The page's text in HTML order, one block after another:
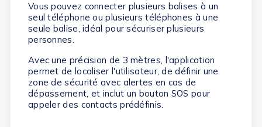
Vous pouvez connecter plusieurs balises à un
seul téléphone ou plusieurs téléphones à une
seule balise, idéal pour sécuriser plusieurs
personnes.
Avec une précision de 3 mètres, l'application
permet de localiser l'utilisateur, de définir une
zone de sécurité avec alertes en cas de
dépassement, et inclut un bouton SOS pour
appeler des contacts prédéfinis.